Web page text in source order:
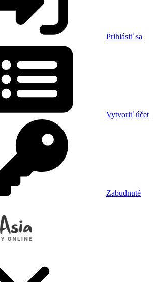
Prihlásiť sa
Vytvoriť účet
Zabudnuté